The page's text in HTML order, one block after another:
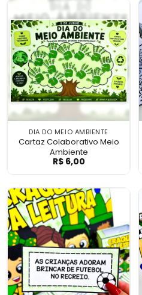
DIA DO MEIO AMBIENTE
Cartaz Colaborativo Meio
Ambiente
Cartaz
R$6,00